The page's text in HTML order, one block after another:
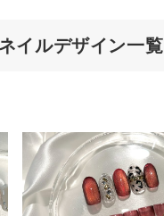
イルデザイン一覧